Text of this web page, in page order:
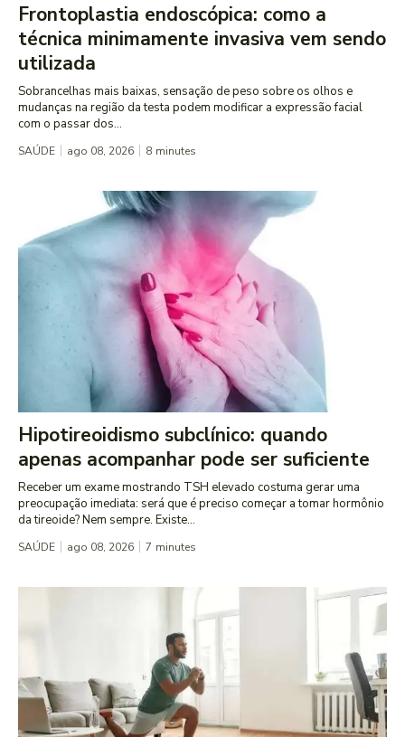
Frontoplastia endoscópica: como a
técnica minimamente invasiva vem sendo
utilizada
Sobrancelhas mais baixas, sensação de peso sobre os olhos e
mudanças na região da testa podem modificar a expressão facial
com o passar dos...
SAÚDE ago 08, 2026 8 minutes
Hipotireoidismo subclínico: quando
apenas acompanhar pode ser suficiente
Receber um exame mostrando TSH elevado costuma gerar uma
preocupação imediata: será que é preciso começar a tomar hormônio
da tireoide? Nem sempre. Existe...
SAÚDE ago 08, 2026 7 minutes